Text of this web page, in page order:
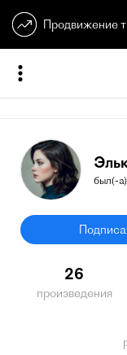
Продвижение
был(-
26
произведения